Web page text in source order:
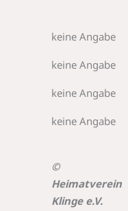
keine Angabe
keine Angabe
keine Angabe
keine Angabe
©
Heimatverein
Klinge e.V.